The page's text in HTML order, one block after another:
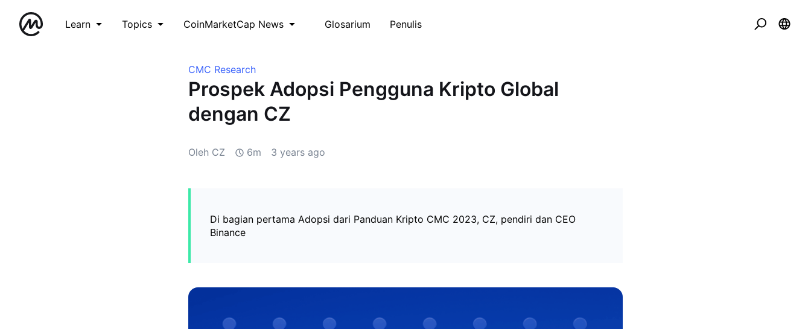
Learn Topics CoinMarketCap News Glosarium Penulis
CMC Research
Prospek Adopsi Pengguna Kripto Global
dengan CZ
Oleh CZ 6m 3 years ago
Di bagian pertama Adopsi dari Panduan Kripto CMC 2023, CZ, pendiri dan CEO
Binance